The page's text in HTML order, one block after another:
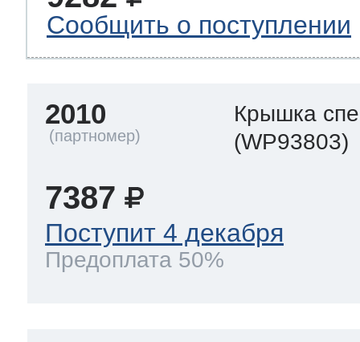
Сообщить о поступлении
2010
Крышка
(WP93803)
7387
Поступит 4 декабря
Предоплата 50%